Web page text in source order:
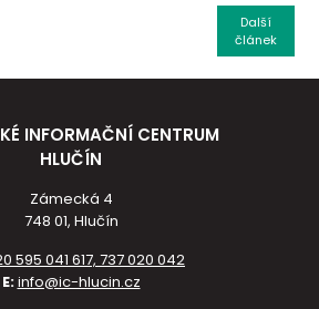
Další
článek
INFORMAČNÍ CENTRUM
HLUČÍN
Zámecká 4
748 01, Hlučín
595 041 617, 737 020 042
E:info@ic-hlucin.cz